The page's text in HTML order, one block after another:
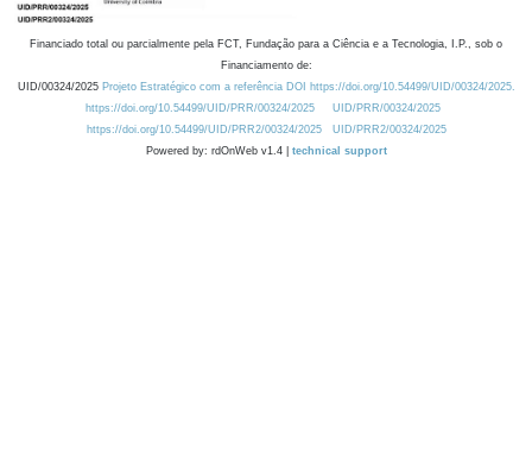
Financiado total ou parcialmente pela FCT, Fundação para a Ciência e a Tecnologia, I.P., sob o
Financiamento de:
UID/00324/2025 Projeto Estratégico com a referência DOI https://doi.org/10.54499/UID/00324/2025.
https://doi.org/10.54499/UID/PRR/00324/2025
UID/PRR/00324/2025
https://doi.org/10.54499/UID/PRR2/00324/2025
UID/PRR2/00324/2025
Powered by: rdOnWeb v1.4 | technical support